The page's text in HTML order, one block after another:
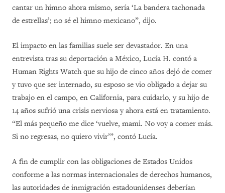
cantar un himno ahora mismo, sería ‘La bandera tachonada
de estrellas’; no sé el himno mexicano”, dijo.
El impacto en las familias suele ser devastador. En una
entrevista tras su deportación a México, Lucía H. contó a
Human Rights Watch que su hijo de cinco años dejó de comer
y tuvo que ser internado, su esposo se vio obligado a dejar su
trabajo en el campo, en California, para cuidarlo, y su hijo de
14 años sufrió una crisis nerviosa y ahora está en tratamiento.
“El más pequeño me dice ‘vuelve, mami. No voy a comer más.
Si no regresas, no quiero vivir’”, contó Lucía.
A fin de cumplir con las obligaciones de Estados Unidos
conforme a las normas internacionales de derechos humanos,
las autoridades de inmigración estadounidenses deberían